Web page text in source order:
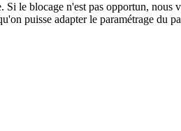
Si le blocage n'est pas opportun, nous
puisse adapter le paramétrage du